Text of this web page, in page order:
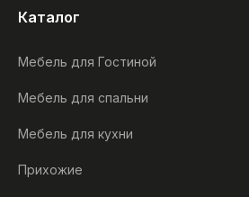
Каталог
Мебель для Гостиной
Мебель для спальни
Мебель для кухни
Прихожие